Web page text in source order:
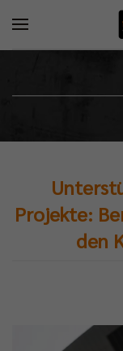
Projekte:
den